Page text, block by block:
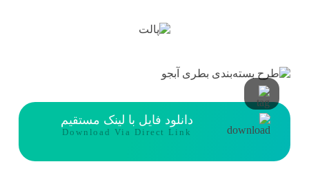
دانلود فایل با لینک مستقیم
Download Via Direct Link